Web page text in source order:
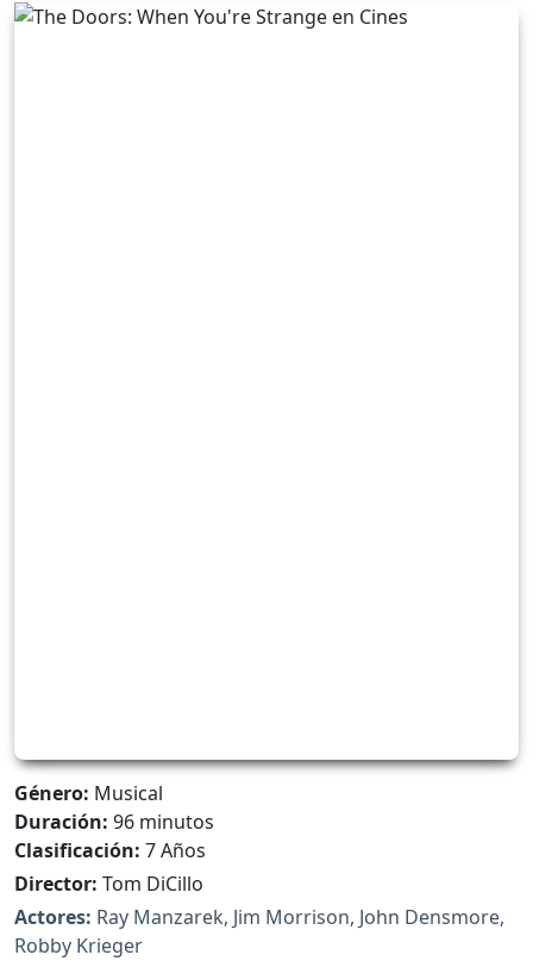
Género: Musical
Duración: 96 minutos
Clasificación: 7 Años
Director: Tom DiCillo
Actores: Ray Manzarek, Jim Morrison, John Densmore,
Robby Krieger